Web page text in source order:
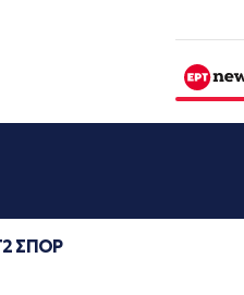
ΣΠΟΡ